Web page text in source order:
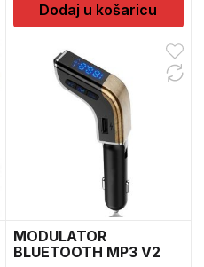
Dodaj u košaricu
MODULATOR
BLUETOOTH MP3 V2